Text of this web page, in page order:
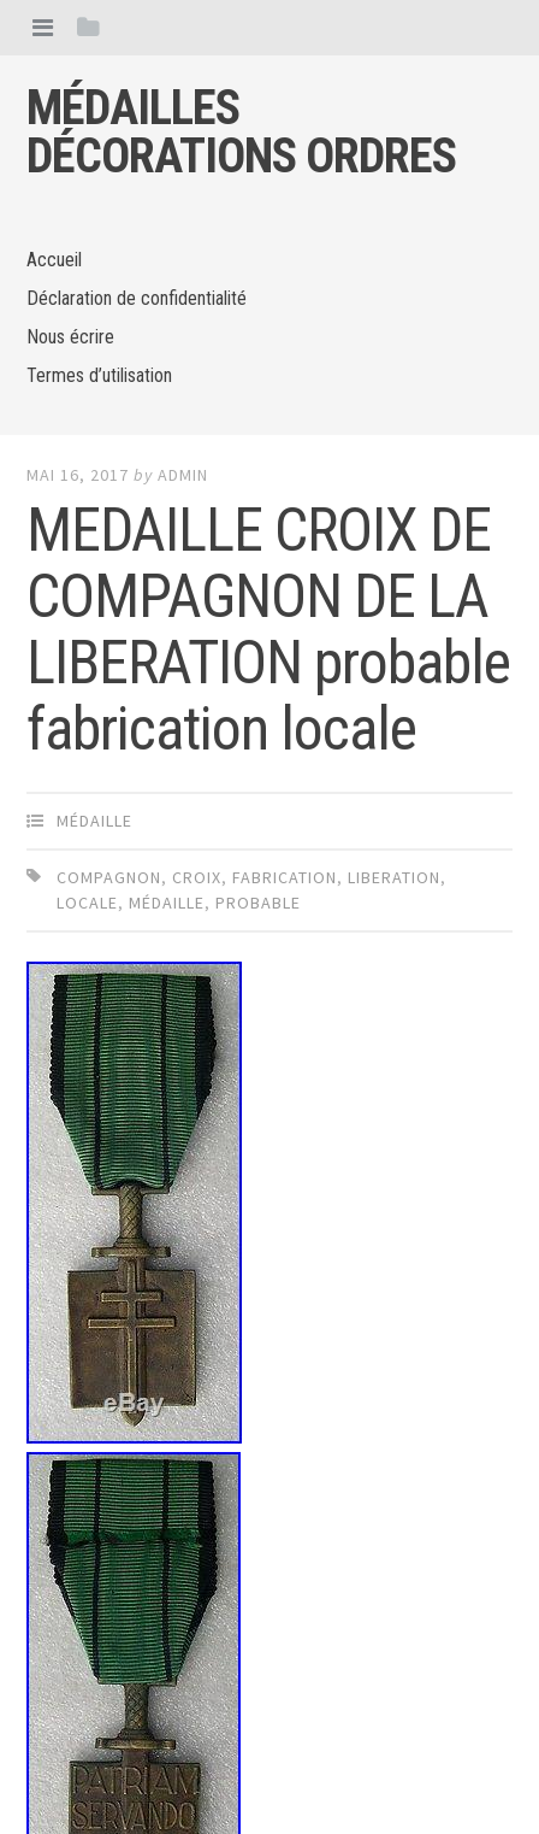
MÉDAILLES
DÉCORATIONS ORDRES
Accueil
Déclaration de confidentialité
Nous écrire
Termes d’utilisation
MAI 16, 2017 byADMIN
MEDAILLE CROIX DE
COMPAGNON DE LA
LIBERATION probable
fabrication locale
MÉDAILLE
COMPAGNON, CROIX, FABRICATION, LIBERATION,
LOCALE, MÉDAILLE, PROBABLE